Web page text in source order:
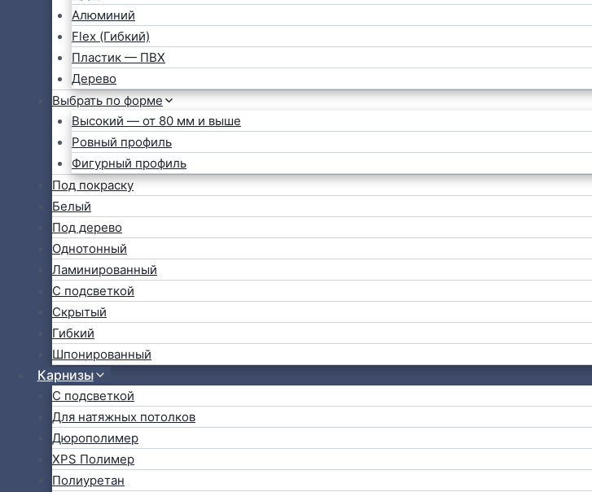
Алюминий
Flex (Гибкий)
Пластик — ПВХ
Дерево
Выбрать по форме
Высокий — от 80 мм и выше
Ровный профиль
Фигурный профиль
Под покраску
Белый
Под дерево
Однотонный
Ламинированный
С подсветкой
Скрытый
Гибкий
Шпонированный
Карнизы
С подсветкой
Для натяжных потолков
Дюрополимер
XPS Полимер
Полиуретан